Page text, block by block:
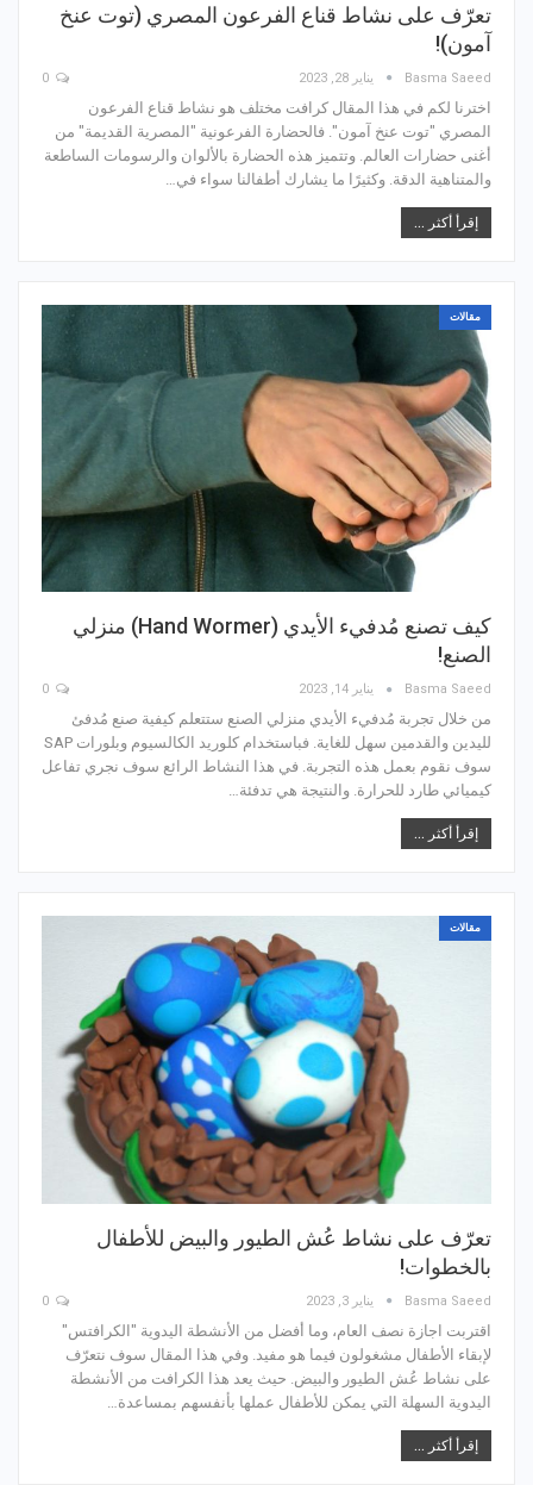
تعرّف على نشاط قناع الفرعون المصري (توت عنخ
آمون)!
Basma Saeed يناير 28, 2023
اخترنا لكم في هذا المقال كرافت مختلف هو نشاط قناع الفرعون
المصري "توت عنخ آمون". فالحضارة الفرعونية "المصرية القديمة" من
أغنى حضارات العالم. وتتميز هذه الحضارة بالألوان والرسومات الساطعة
والمتناهية الدقة. وكثيرًا ما يشارك أطفالنا سواء في…
إقرأ أكثر ...
مقالات
كيف تصنع مُدفيء الأيدي (Hand Wormer) منزلي
الصنع!
Basma Saeed يناير 14, 2023
من خلال تجربة مُدفيء الأيدي منزلي الصنع ستتعلم كيفية صنع مُدفئ
لليدين والقدمين سهل للغاية. فباستخدام كلوريد الكالسيوم وبلورات SAP
سوف نقوم بعمل هذه التجربة. في هذا النشاط الرائع سوف نجري تفاعل
كيميائي طارد للحرارة. والنتيجة هي تدفئة…
إقرأ أكثر ...
مقالات
تعرّف على نشاط عُش الطيور والبيض للأطفال
بالخطوات!
Basma Saeed يناير 3, 2023
اقتربت اجازة نصف العام، وما أفضل من الأنشطة اليدوية "الكرافتس"
لإبقاء الأطفال مشغولون فيما هو مفيد. وفي هذا المقال سوف نتعرّف
على نشاط عُش الطيور والبيض. حيث يعد هذا الكرافت من الأنشطة
اليدوية السهلة التي يمكن للأطفال عملها بأنفسهم بمساعدة…
إقرأ أكثر ...